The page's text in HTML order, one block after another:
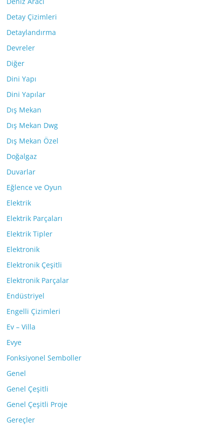
Detay Çizimleri
Detaylandırma
Devreler
Diğer
Dini Yapı
Dini Yapılar
Dış Mekan
Dış Mekan Dwg
Dış Mekan Özel
Doğalgaz
Duvarlar
Eğlence ve Oyun
Elektrik
Elektrik Parçaları
Elektrik Tipler
Elektronik
Elektronik Çeşitli
Elektronik Parçalar
Endüstriyel
Engelli Çizimleri
Ev – Villa
Evye
Fonksiyonel Semboller
Genel
Genel Çeşitli
Genel Çeşitli Proje
Gereçler